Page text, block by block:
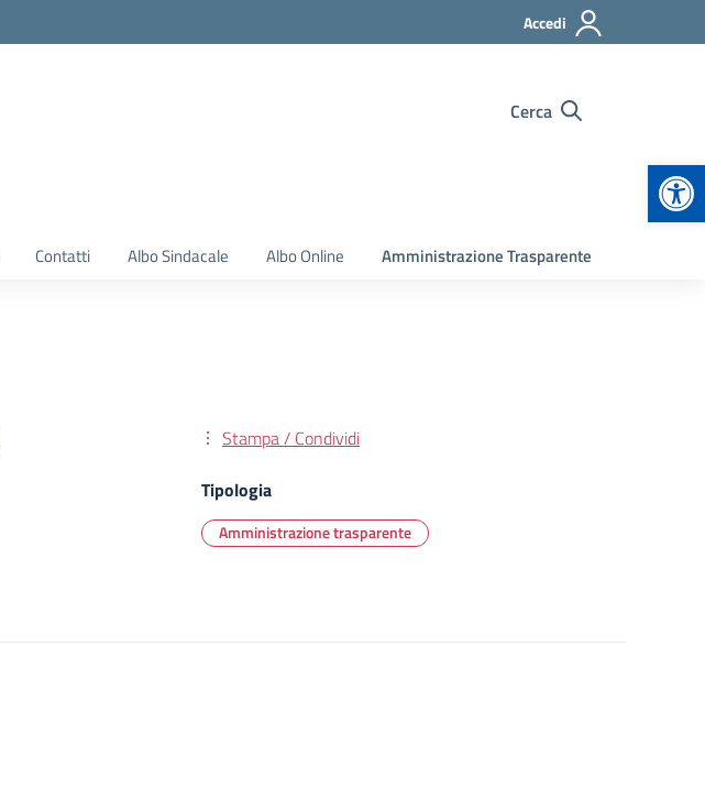
Accedi
Cerca
Contatti Albo Sindacale Albo Online Amministrazione Trasparente
Stampa / Condividi
Tipologia
Amministrazione trasparente